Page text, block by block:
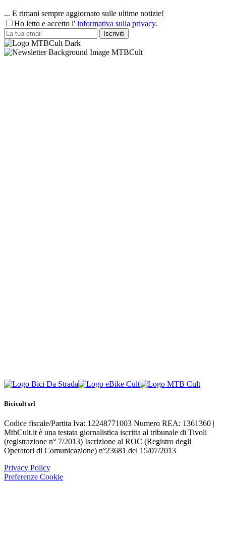
... E rimani sempre aggiornato sulle ultime notizie!
Ho letto e accetto l' informativa sulla privacy.
Bicicult srl
Codice fiscale/Partita Iva: 12248771003 Numero REA: 1361360 |
MtbCult.it è una testata giornalistica iscritta al tribunale di Tivoli
(registrazione n° 7/2013) Iscrizione al ROC (Registro degli
Operatori di Comunicazione) n°23681 del 15/07/2013
Privacy Policy
Preferenze Cookie